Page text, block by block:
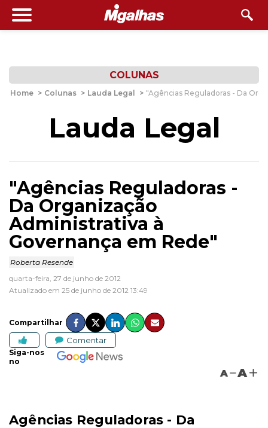
COLUNAS
Home > Colunas > Lauda Legal > "Agências Reguladoras - Da
Lauda Legal
"Agências Reguladoras -
Da Organização
Administrativa à
Governança em Rede"
Roberta Resende
quarta-feira, 27 de junho de 2012
Atualizado em 25 de junho de 2012 13:49
Compartilhar
Comentar
Siga-nos
no
A A
Agências Reguladoras - Da